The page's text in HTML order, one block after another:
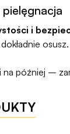
i
osusz.
na później –